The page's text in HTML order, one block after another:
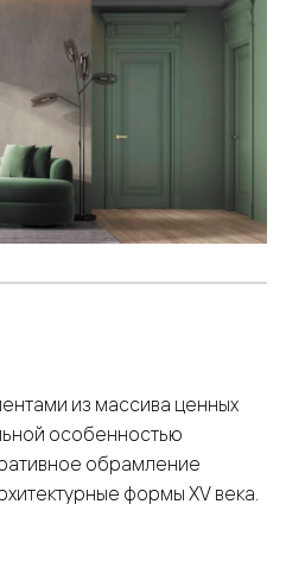
из массива ценных
особенностью
обрамление
формы XV века.